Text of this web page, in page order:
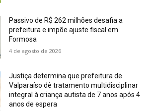
Passivo de R$ 262 milhões desafia a
prefeitura e impõe ajuste fiscal em
Formosa
4 de agosto de 2026
Justiça determina que prefeitura de
Valparaíso dê tratamento multidisciplinar
integral à criança autista de 7 anos após 4
anos de espera